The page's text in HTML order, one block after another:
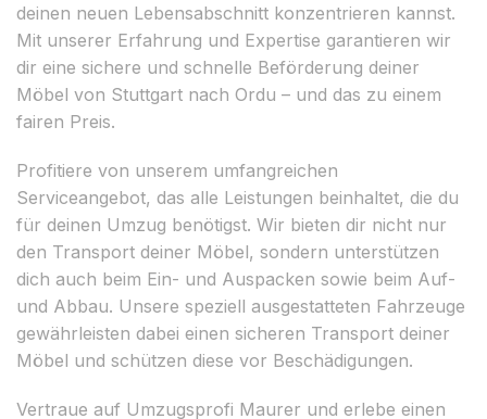
deinen neuen Lebensabschnitt konzentrieren kannst.
Mit unserer Erfahrung und Expertise garantieren wir
dir eine sichere und schnelle Beförderung deiner
Möbel von Stuttgart nach Ordu – und das zu einem
fairen Preis.
Profitiere von unserem umfangreichen
Serviceangebot, das alle Leistungen beinhaltet, die du
für deinen Umzug benötigst. Wir bieten dir nicht nur
den Transport deiner Möbel, sondern unterstützen
dich auch beim Ein- und Auspacken sowie beim Auf-
und Abbau. Unsere speziell ausgestatteten Fahrzeuge
gewährleisten dabei einen sicheren Transport deiner
Möbel und schützen diese vor Beschädigungen.
Vertraue auf Umzugsprofi Maurer und erlebe einen